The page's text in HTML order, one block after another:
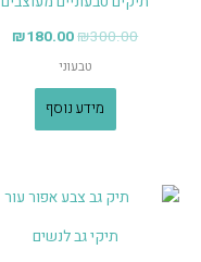
₪300.00
₪180.00
טבעוני
מידע נוסף
תיקי גב לנשים